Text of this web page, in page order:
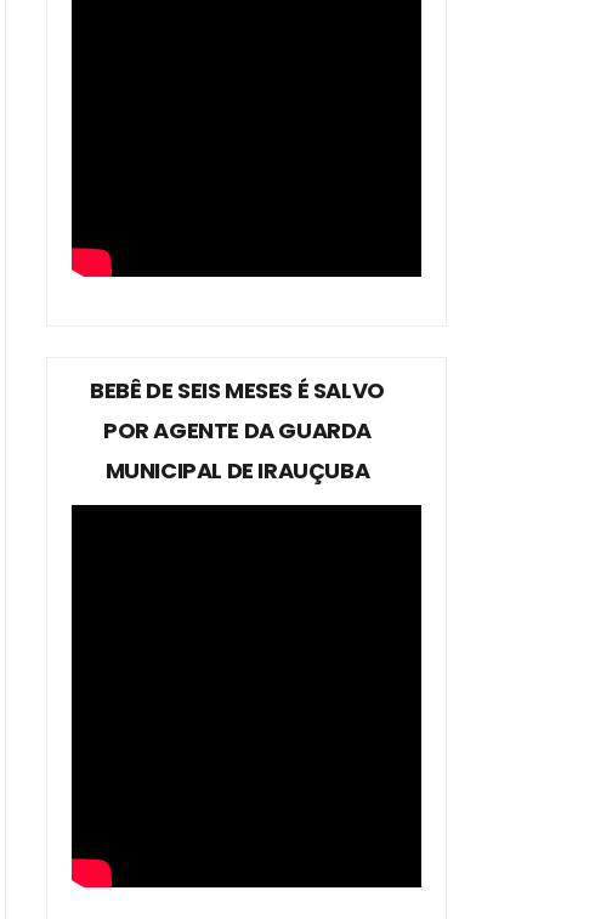
BEBÊ DE SEIS MESES É SALVO
POR AGENTE DA GUARDA
MUNICIPAL DE IRAUÇUBA